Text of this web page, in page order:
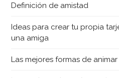
Definición de amistad
Ideas para crear tu propia
una amiga
Las mejores formas de